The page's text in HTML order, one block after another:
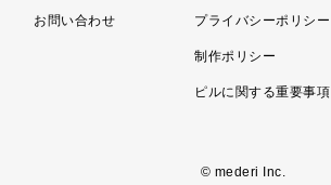
お問い合わせ プライバシーポリシー
制作ポリシー
ピルに関する重要事項
© mederi Inc.